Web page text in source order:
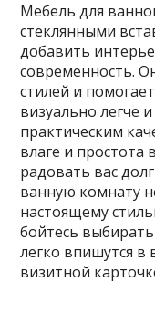
Мебель для
стеклянными
добавить
современность.
стилей и
визуально легче
практическим
влаге и простота
радовать вас
ванную комнату
настоящему
бойтесь
легко впишутся
визитной